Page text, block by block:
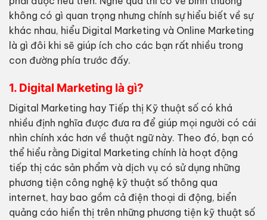
không có gì quan trọng nhưng chính sự hiểu biết về sự
khác nhau, hiểu Digital Marketing và Online Marketing
là gì đôi khi sẽ giúp ích cho các bạn rất nhiều trong
con đường phía trước đấy.
1. Digital Marketing là gì?
Digital Marketing hay Tiếp thị Kỹ thuật số có khá
nhiều định nghĩa được đưa ra để giúp mọi người có cái
nhìn chính xác hơn về thuật ngữ này. Theo đó, bạn có
thể hiểu rằng Digital Marketing chính là hoạt động
tiếp thị các sản phẩm và dịch vụ có sử dụng những
phương tiện công nghệ kỹ thuật số thông qua
internet, hay bao gồm cả điện thoại di động, biển
quảng cáo hiển thị trên những phương tiện kỹ thuật số